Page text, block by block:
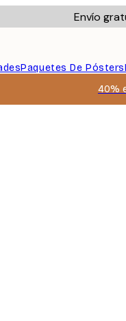
Envío
Paquetes De Pósters
40%